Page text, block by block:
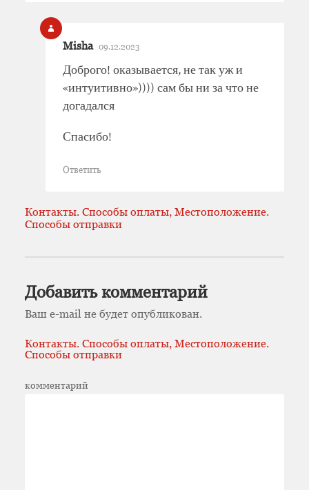
Misha 09.12.2023
Доброго! оказывается, не так уж и
«интуитивно»)))) сам бы ни за что не
догадался
Спасибо!
Ответить
Контакты. Способы оплаты, Местоположение.
Способы отправки
Добавить комментарий
Ваш e-mail не будет опубликован.
Контакты. Способы оплаты, Местоположение.
Способы отправки
комментарий